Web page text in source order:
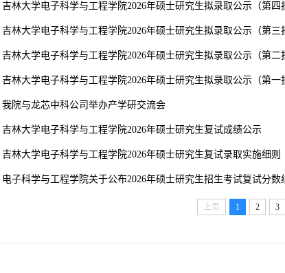
吉林大学电子科学与工程学院2026年硕士研究生拟录取公示（第四
吉林大学电子科学与工程学院2026年硕士研究生拟录取公示（第三
吉林大学电子科学与工程学院2026年硕士研究生拟录取公示（第二
吉林大学电子科学与工程学院2026年硕士研究生拟录取公示（第一
我院与龙芯中科公司举办产学研交流会
吉林大学电子科学与工程学院2026年硕士研究生复试成绩公示
吉林大学电子科学与工程学院2026年硕士研究生复试录取实施细则
电子科学与工程学院关于公布2026年硕士研究生招生考试复试分数
上页 1 2 3